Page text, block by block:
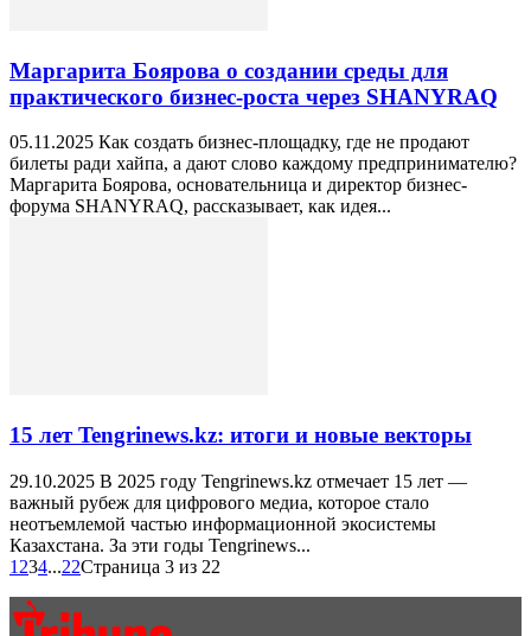
Маргарита Боярова о создании среды для
практического бизнес-роста через SHANYRAQ
05.11.2025 Как создать бизнес-площадку, где не продают
билеты ради хайпа, а дают слово каждому предпринимателю?
Маргарита Боярова, основательница и директор бизнес-
форума SHANYRAQ, рассказывает, как идея...
15 лет Tengrinews.kz: итоги и новые векторы
29.10.2025 В 2025 году Tengrinews.kz отмечает 15 лет —
важный рубеж для цифрового медиа, которое стало
неотъемлемой частью информационной экосистемы
Казахстана. За эти годы Tengrinews...
1 234...22Страница 3 из 22